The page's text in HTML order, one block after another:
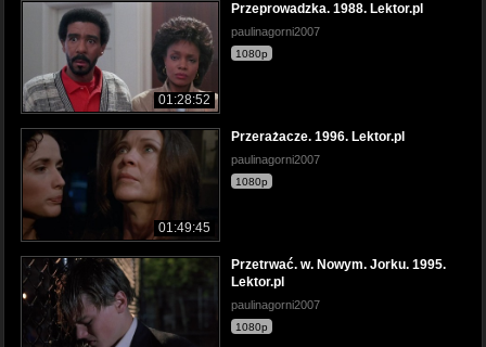
01:28:52
Przeprowadzka. 1988. Lektor.pl
paulinagorni2007
1080p
01:49:45
Przerażacze. 1996. Lektor.pl
paulinagorni2007
1080p
Przetrwać. w. Nowym. Jorku. 1995.
Lektor.pl
paulinagorni2007
1080p